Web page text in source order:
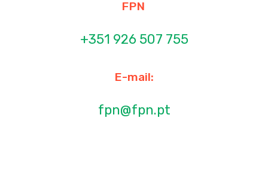
FPN
+351 926 507 755
E-mail:
fpn@fpn.pt